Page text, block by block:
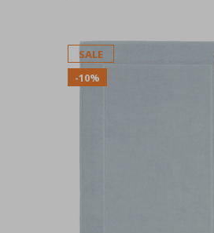
SALE
-10%